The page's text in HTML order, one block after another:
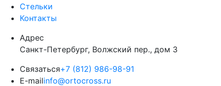
Стельки
Контакты
Адрес
Санкт-Петербург, Волжский пер., дом 3
Связаться+7 (812) 986-98-91
E-mailinfo@ortocross.ru